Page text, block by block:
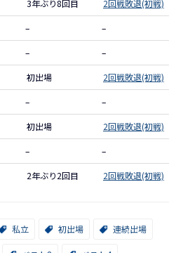
3年ぶり8回目 2回戦敗退(初戦)
– –
– –
初出場 2回戦敗退(初戦)
– –
初出場 2回戦敗退(初戦)
– –
2年ぶり2回目 2回戦敗退(初戦)
私立 初出場 連続出場